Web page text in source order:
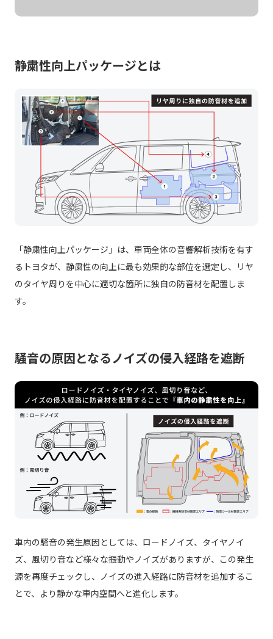
静粛性向上パッケージとは
「静粛性向上パッケージ」は、車両全体の音響解析技術を有す
るトヨタが、静粛性の向上に最も効果的な部位を選定し、リヤ
のタイヤ周りを中心に適切な箇所に独自の防音材を配置しま
す。
騒音の原因となるノイズの侵入経路を遮断
車内の騒音の発生原因としては、ロードノイズ、タイヤノイ
ズ、風切り音など様々な振動やノイズがありますが、この発生
源を再度チェックし、ノイズの進入経路に防音材を追加するこ
とで、より静かな車内空間へと進化します。